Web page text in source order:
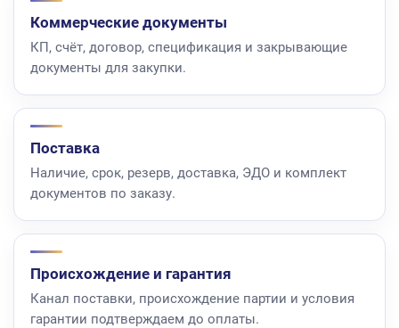
Коммерческие документы
КП, счёт, договор, спецификация и закрывающие
документы для закупки.
Поставка
Наличие, срок, резерв, доставка, ЭДО и комплект
документов по заказу.
Происхождение и гарантия
Канал поставки, происхождение партии и условия
гарантии подтверждаем до оплаты.